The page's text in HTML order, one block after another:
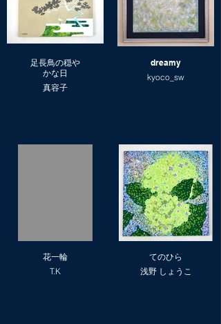
足長鳥の穏や
かな日
真容子
dreamy
kyoco_sw
花一輪
T.K
てのひら
浅野 しょうこ